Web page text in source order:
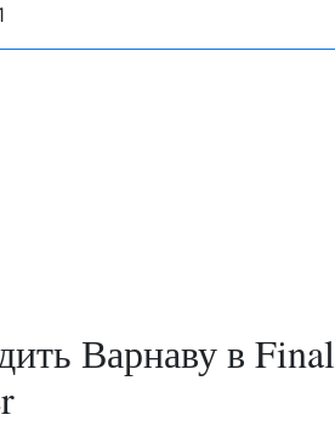
Варнаву в